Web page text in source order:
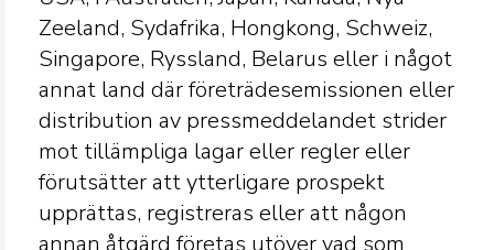
Zeeland, Sydafrika, Hongkong, Schweiz,
Singapore, Ryssland, Belarus eller i något
annat land där företrädesemissionen eller
distribution av pressmeddelandet strider
mot tillämpliga lagar eller regler eller
förutsätter att ytterligare prospekt
upprättas, registreras eller att någon
annan åtgärd företas utöver vad som